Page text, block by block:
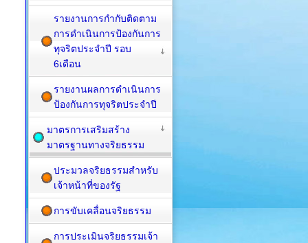
รายงานการกำกับติดตาม
การดำเนินการป้องกันการ
ทุจริตประจำปี รอบ
6เดือน
รายงานผลการดำเนินการ
ป้องกันการทุจริตประจำปี
มาตรการเสริมสร้าง
มาตรฐานทางจริยธรรม
ประมวลจริยธรรมสำหรับ
เจ้าหน้าที่ของรัฐ
การขับเคลื่อนจริยธรรม
การประเมินจริยธรรมเจ้า